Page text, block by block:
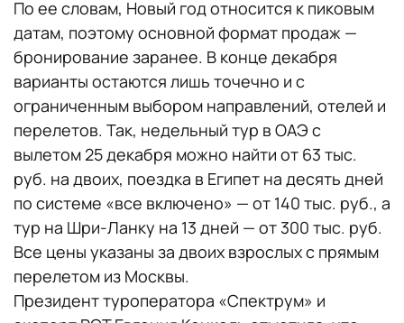
По ее словам, Новый год относится к пиковым
датам, поэтому основной формат продаж —
бронирование заранее. В конце декабря
варианты остаются лишь точечно и с
ограниченным выбором направлений, отелей и
перелетов. Так, недельный тур в ОАЭ с
вылетом 25 декабря можно найти от 63 тыс.
руб. на двоих, поездка в Египет на десять дней
по системе «все включено» — от 140 тыс. руб., а
тур на Шри-Ланку на 13 дней — от 300 тыс. руб.
Все цены указаны за двоих взрослых с прямым
перелетом из Москвы.
Президент туроператора «Спектрум» и